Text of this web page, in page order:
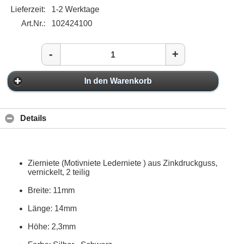
Lieferzeit:
1-2 Werktage
Art.Nr.:
102424100
- +
In den Warenkorb
Details
Zierniete (Motivniete Lederniete ) aus Zinkdruckguss,
vernickelt, 2 teilig
Breite: 11mm
Länge: 14mm
Höhe: 2,3mm